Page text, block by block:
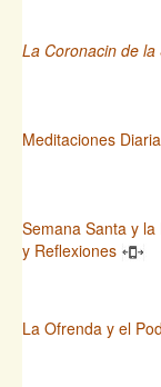
La Coronacin de
Meditaciones
Semana Santa y
y Reflexiones
La Ofrenda y el